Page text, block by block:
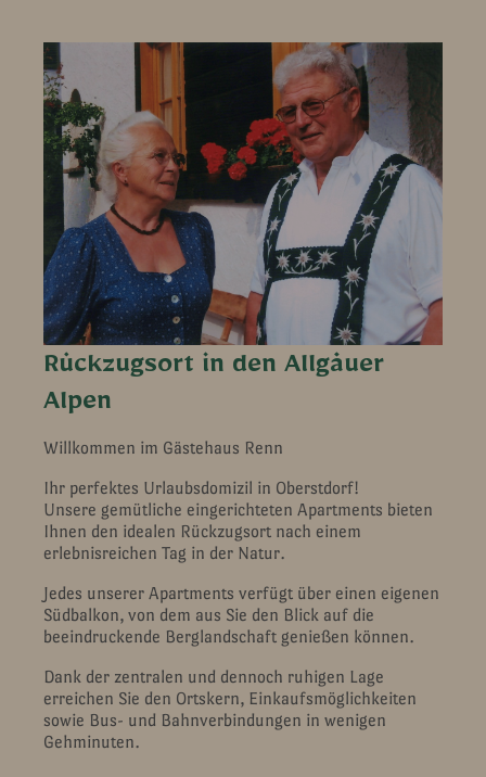
Rückzugsort in den Allgäuer
Alpen
Willkommen im Gästehaus Renn
Ihr perfektes Urlaubsdomizil in Oberstdorf!
Unsere gemütliche eingerichteten Apartments bieten
Ihnen den idealen Rückzugsort nach einem
erlebnisreichen Tag in der Natur.
Jedes unserer Apartments verfügt über einen eigenen
Südbalkon, von dem aus Sie den Blick auf die
beeindruckende Berglandschaft genießen können.
Dank der zentralen und dennoch ruhigen Lage
erreichen Sie den Ortskern, Einkaufsmöglichkeiten
sowie Bus- und Bahnverbindungen in wenigen
Gehminuten.